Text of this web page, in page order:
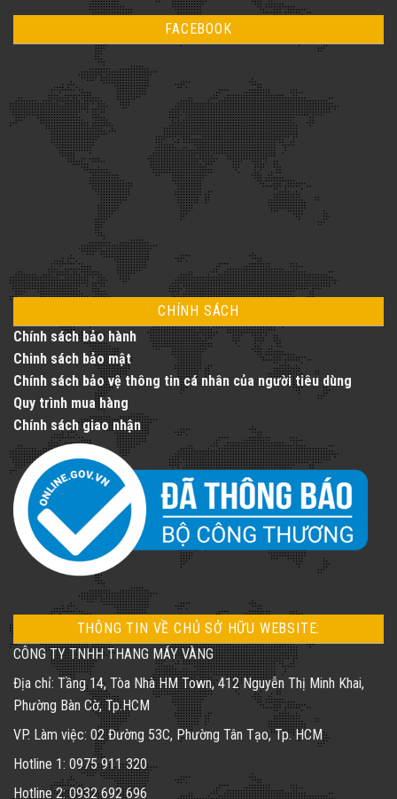
FACEBOOK
CHÍNH SÁCH
Chính sách bảo hành
Chinh sách bảo mật
Chính sách bảo vệ thông tin cá nhân của người tiêu dùng
Quy trình mua hàng
Chính sách giao nhận
THÔNG TIN VỀ CHỦ SỞ HỮU WEBSITE:
CÔNG TY TNHH THANG MÁY VÀNG
Địa chỉ: Tầng 14, Tòa Nhà HM Town, 412 Nguyễn Thị Minh Khai,
Phường Bàn Cờ, Tp.HCM
VP. Làm việc: 02 Đường 53C, Phường Tân Tạo, Tp. HCM
Hotline 1: 0975 911 320
Hotline 2: 0932 692 696